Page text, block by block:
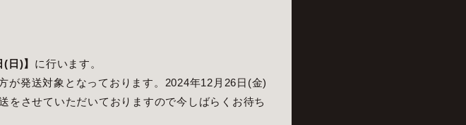
日)】 に行います。
発送対象となっております。2024年12月26日(金)
をさせていただいておりますので今しばらくお待ち